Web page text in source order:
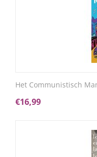
Het Communistisch
€16,99